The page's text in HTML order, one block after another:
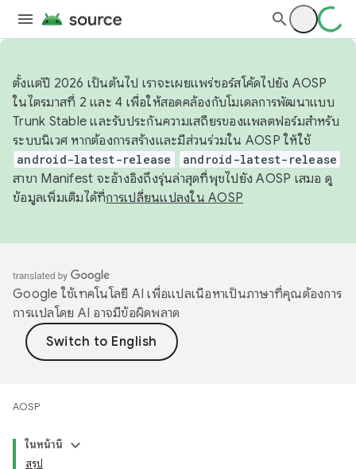
ตั้งแต่ปี 2026 เป็นต้นไป เราจะเผยแพร่ซอร์สโค้ดไปยัง AOSP
ในไตรมาสที่ 2 และ 4 เพื่อให้สอดคล้องกับโมเดลการพัฒนาแบบ
Trunk Stable และรับประกันความเสถียรของแพลตฟอร์มสำหรับ
ระบบนิเวศ หากต้องการสร้างและมีส่วนร่วมใน AOSP ให้ใช้
android-latest-release android-latest-release
สาขา Manifest จะอ้างอิงถึงรุ่นล่าสุดที่พุชไปยัง AOSP เสมอ ดู
ข้อมูลเพิ่มเติมได้ที่การเปลี่ยนแปลงใน AOSP
Google ใช้เทคโนโลยี AI เพื่อแปลเนื้อหาเป็นภาษาที่คุณต้องการ
การแปลโดย AI อาจมีข้อผิดพลาด
AOSP
ในหน้านี้
สรุป